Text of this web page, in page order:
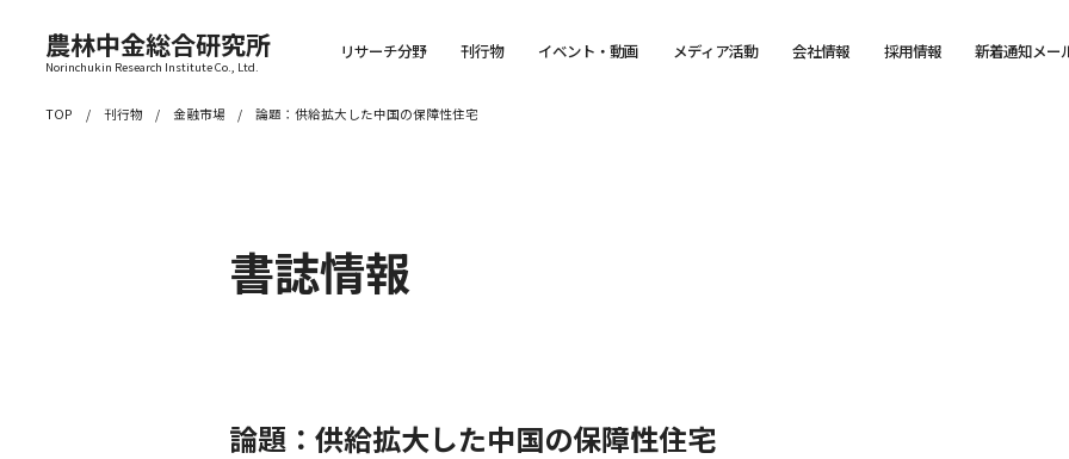
農林中金総合研究所
Norinchukin Research Institute Co., Ltd.
リサーチ分野 刊行物 イベント・動画 メディア活動 会社情報 採用情報 新着通知メー
TOP 刊行物 金融市場 論題：供給拡大した中国の保障性住宅
書誌情報
論題：供給拡大した中国の保障性住宅